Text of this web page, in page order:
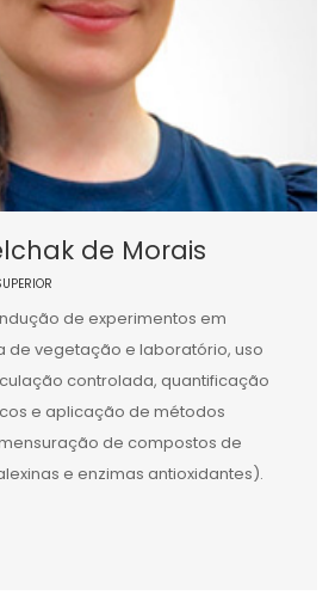
de Morais
de experimentos em
de vegetação e laboratório, uso
controlada, quantificação
e aplicação de métodos
de compostos de
e enzimas antioxidantes).